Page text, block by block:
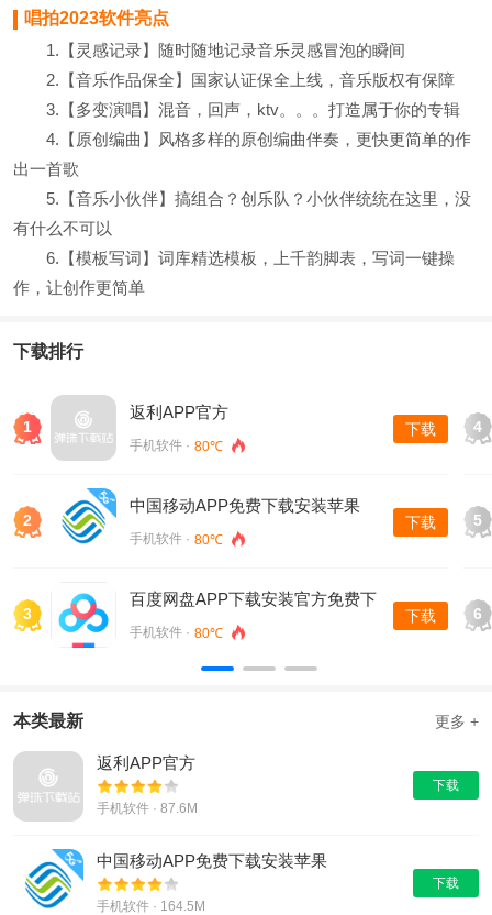
唱拍2023软件亮点
1.【灵感记录】随时随地记录音乐灵感冒泡的瞬间
2.【音乐作品保全】国家认证保全上线，音乐版权有保障
3.【多变演唱】混音，回声，ktv。。。打造属于你的专辑
4.【原创编曲】风格多样的原创编曲伴奏，更快更简单的作
出一首歌
5.【音乐小伙伴】搞组合？创乐队？小伙伴统统在这里，没
有什么不可以
6.【模板写词】词库精选模板，上千韵脚表，写词一键操
作，让创作更简单
下载排行
1
返利APP官方
手机软件 · 80℃
下载
2
中国移动APP免费下载安装苹果
手机软件 · 80℃
下载
3
百度网盘APP下载安装官方免费下
手机软件 · 80℃
下载
4
5
6
本类最新 更多 +
返利APP官方
手机软件 · 87.6M
下载
中国移动APP免费下载安装苹果
手机软件 · 164.5M
下载